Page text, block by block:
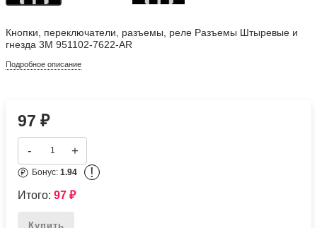
Кнопки, переключатели, разъемы, реле Разъемы Штыревые и
гнезда 3M 951102-7622-AR
Подробное описание
97₽
- +
Бонус:1.94 !
Итого:97₽
Купить